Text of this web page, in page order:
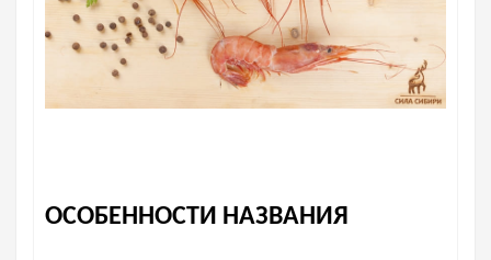
ОСОБЕННОСТИ НАЗВАНИЯ